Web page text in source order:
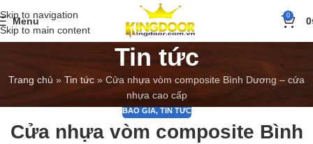
Skip to navigation
Skip to main content
Menu 0 0
Tin tức
Trang chủ » Tin tức » Cửa nhựa vòm composite Bình Dương – cửa
nhựa cao cấp
BÁO GIÁ, TIN TỨC
Cửa nhựa vòm composite Bình